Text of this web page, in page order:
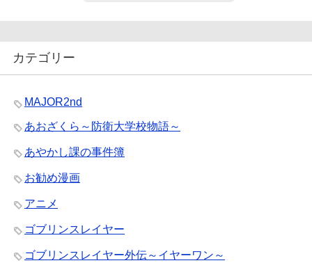
カテゴリー
MAJOR2nd
あおざくら～防衛大学校物語～
あやかし課の事件簿
お勧め漫画
アニメ
ゴブリンスレイヤー
ゴブリンスレイヤー外伝～イヤーワン～